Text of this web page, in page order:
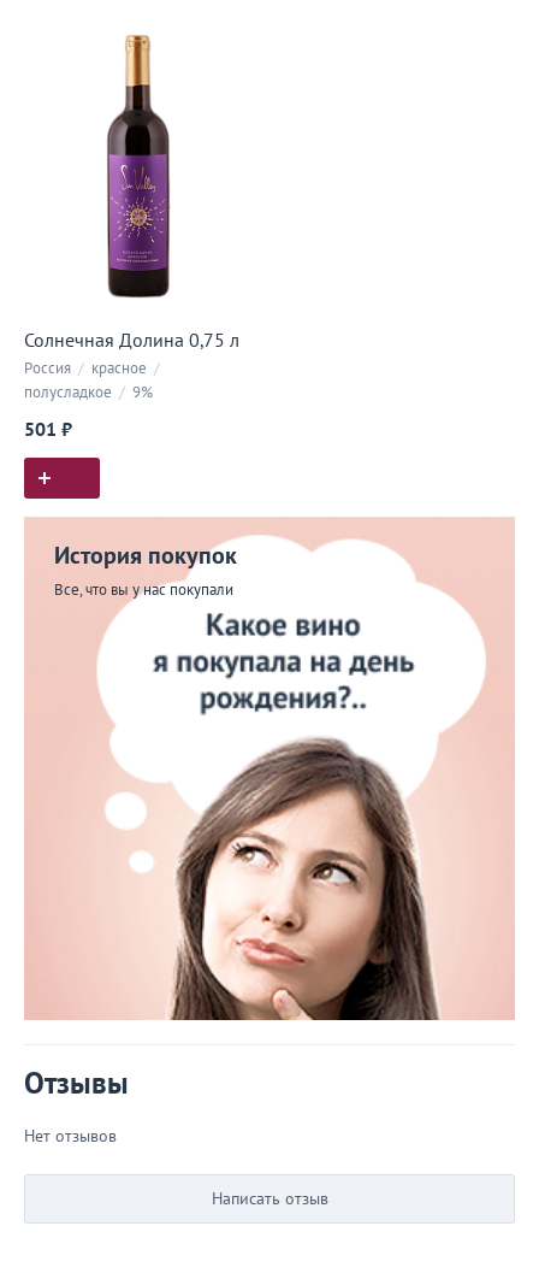
Солнечная Долина 0,75 л
Россия / красное /
полусладкое / 9%
501 ₽
История покупок
Все, что вы у нас покупали
Отзывы
Нет отзывов
Написать отзыв